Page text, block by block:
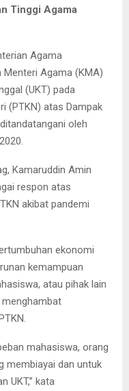
Tinggi Agama
Agama
Agama (KMA)
(UKT) pada
(PTKN) atas Dampak
oleh
Kamaruddin Amin
respon atas
akibat pandemi
ekonomi
kemampuan
atau pihak lain
mahasiswa, orang
membiayai dan untuk
UKT,” kata